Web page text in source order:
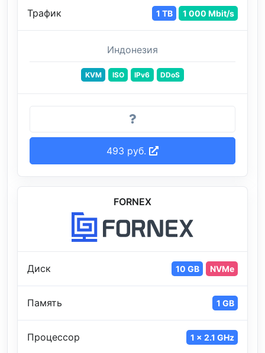
Трафик 1 TB 1 000 Mbit/s
Индонезия
KVM ISO IPv6 DDoS
493 руб.
FORNEX
Диск 10 GB NVMe
Память 1 GB
Процессор 1 x 2.1 GHz